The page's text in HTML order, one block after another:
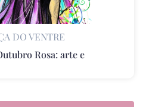
DO VENTRE
Rosa: arte e